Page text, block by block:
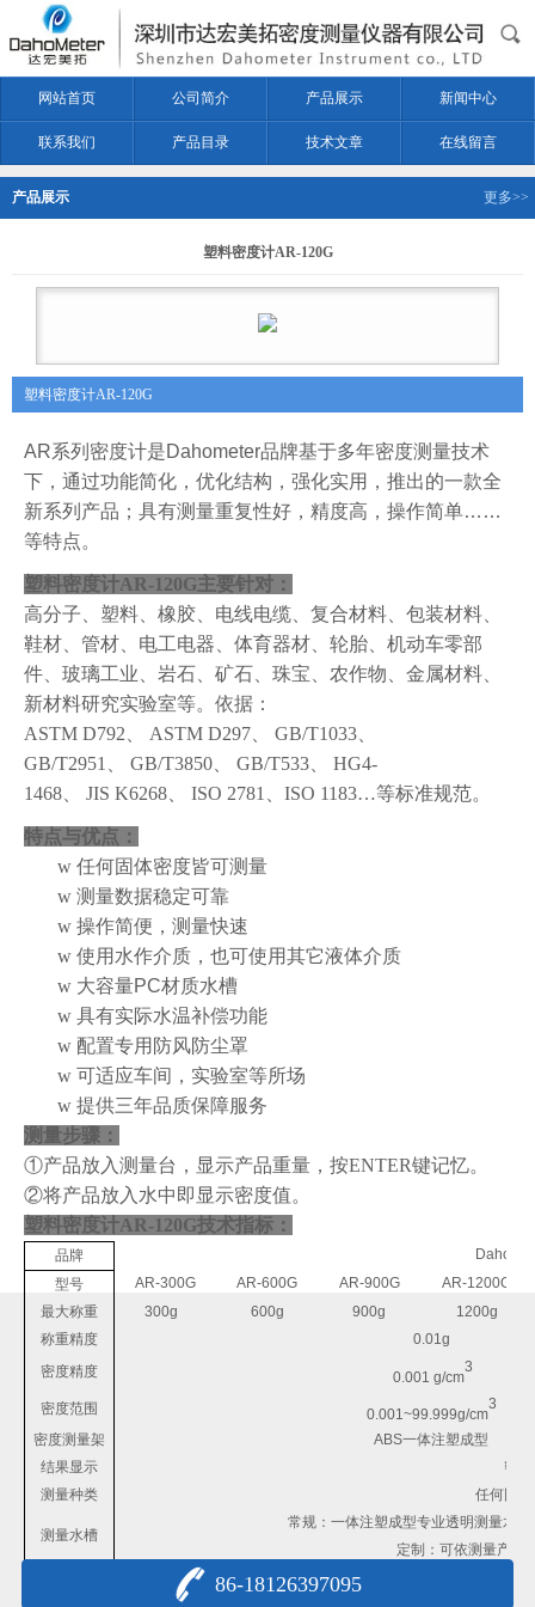
网站首页 公司简介 产品展示 新闻中心
联系我们 产品目录 技术文章 在线留言
产品展示 更多>>
塑料密度计AR-120G
塑料密度计AR-120G
AR系列密度计是Dahometer品牌基于多年密度测量技术
下，通过功能简化， 优化结构， 强化实用，推出的一款全
新系列产品；具有测量重复性好，精度高，操作简单……
等特点。
塑料密度计AR-120G主要针对：
高分子、塑料、 橡胶、电线电缆、 复合材料、包装材料、
鞋材、管材、 电工电器、体育器材、轮胎、 机动车零部
件、 玻璃工业
岩石、矿石、珠宝、农作物、金属材料、
新材料研究实验室等。 依据：
ASTM D792、 ASTM D297、 GB/T1033、
GB/T2951、 GB/T3850、 GB/T533、 HG4-
1468、 JIS K6268、 ISO 2781、ISO 1183…等标准规范。
特点与优点：
w 任何固体密度皆可测量
w 测量数据稳定可靠
w 操作简便，测量快速
w 使用水作介质，也可使用其它液体介质
w 大容量PC材质水槽
w 具有实际水温补偿功能
w 配置专用防风防尘罩
w 可适应车间，实验室等所场
w 提供三年品质保障服务
测量步骤：
①产品放入测量台，显示产品重量，按ENTER键记忆。
②将产品放入水中即显示密度值。
塑料密度计AR-120G技术指标：
品牌
型号
AR-300G AR-600G AR-900G
AR-1200G
最大称重
300g 600g 900g
1200g
称重精度
0.01g
密度精度
0.001 g/cm
3
密度范围 0.001~99.999g/cm
3
密度测量架 ABS一体注塑成型
结果显示
密
测量种类
任何固
测量水槽
常规：一体注塑成型专业透明测量水槽
定制：可依测量产品
86-18126397095